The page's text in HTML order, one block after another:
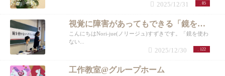
85
2025/12/31
視覚に障害があってもできる「鏡を使わない講座」
こんにちはNori-jue(ノリージュ)すずきです。「鏡を使わ
ない...
122
2025/12/30
工作教室@グループホーム